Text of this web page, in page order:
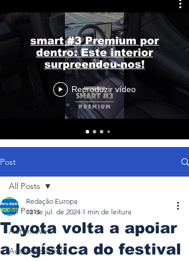
smart #3 Premium por
dentro: Este interior
surpreendeu-nos!
Reproduzir vídeo
Post
All Posts
Automóveis
Automobilismo
All Posts
Toyota volta a apoiar
a logística do festival
Redação Europa
12 de jul. de 2024 1 min de leitura